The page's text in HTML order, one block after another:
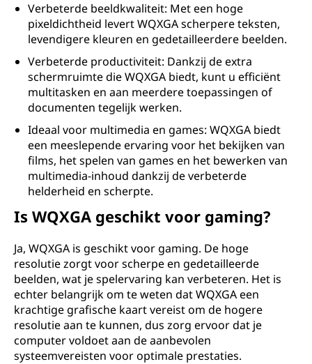
X
A
Verbeterde beeldkwaliteit: Met een hoge
pixeldichtheid levert WQXGA scherpere teksten,
levendigere kleuren en gedetailleerdere beelden.
Verbeterde productiviteit: Dankzij de extra
schermruimte die WQXGA biedt, kunt u efficiënt
multitasken en aan meerdere toepassingen of
documenten tegelijk werken.
Ideaal voor multimedia en games: WQXGA biedt
een meeslepende ervaring voor het bekijken van
films, het spelen van games en het bewerken van
multimedia-inhoud dankzij de verbeterde
helderheid en scherpte.
Is WQXGA geschikt voor gaming?
Ja, WQXGA is geschikt voor gaming. De hoge
resolutie zorgt voor scherpe en gedetailleerde
beelden, wat je spelervaring kan verbeteren. Het is
echter belangrijk om te weten dat WQXGA een
krachtige grafische kaart vereist om de hogere
resolutie aan te kunnen, dus zorg ervoor dat je
computer voldoet aan de aanbevolen
systeemvereisten voor optimale prestaties.